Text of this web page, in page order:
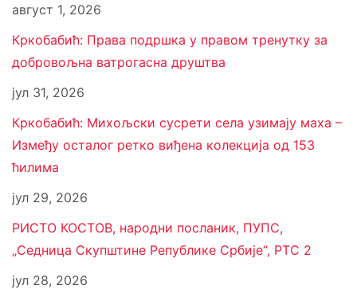
август 1, 2026
Кркобабић: Права подршка у правом тренутку за
добровољна ватрогасна друштва
јул 31, 2026
Кркобабић: Михољски сусрети села узимају маха –
Између осталог ретко виђена колекција од 153
ћилима
јул 29, 2026
РИСТО КОСТОВ, народни посланик, ПУПС,
„Седница Скупштине Републике Србије“, РТС 2
јул 28, 2026